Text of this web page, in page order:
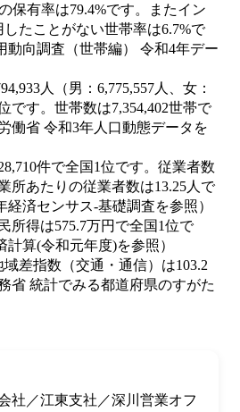
保有率は79.4%です。またイン
たことがない世帯率は6.7%で
動向調査（世帯編） 令和4年デー
人（男：6,775,557人、女：
です。世帯数は7,354,402世帯で
働省 令和3年人口動態データを
件で全国1位です。従業者数
所あたりの従業者数は13.25人で
済センサス‐基礎調査を参照）
所得は575.7万円で全国1位で
算(令和元年度)を参照）
差指数（交通・通信）は103.2
省 統計でみる都道府県のすがた
社／江東支社／深川営業オフ